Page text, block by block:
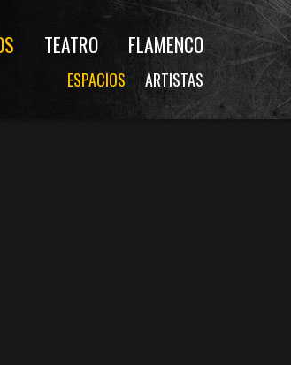
TEATRO FLAMENCO
ESPACIOS ARTISTAS